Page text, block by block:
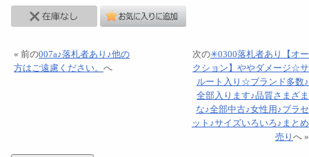
« 前の007a♪落札者あり♪他の
方はご遠慮ください。 へ
次の✳︎0300落札者あり【オー
クション】ややダメージ☆サ
ルート入り☆ブランド多数♪
全部入ります♪品質さまざま
な♪全部中古♪女性用♪ブラセ
ット♪サイズいろいろ♪まとめ
売り へ »